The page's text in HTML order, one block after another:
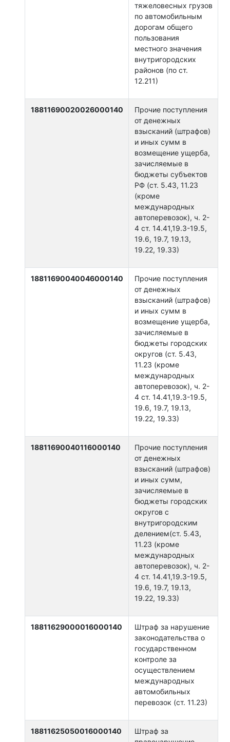
тяжеловесных грузов
по автомобильным
дорогам общего
пользования
местного значения
внутригородских
районов (по ст.
12.211)
18811690020026000140
Прочие поступления
от денежных
взысканий (штрафов)
и иных сумм в
возмещение ущерба,
зачисляемые в
бюджеты субъектов
РФ (ст. 5.43, 11.23
(кроме
международных
автоперевозок), ч. 2-
4 ст. 14.41,19.3-19.5,
19.6, 19.7, 19.13,
19.22, 19.33)
18811690040046000140
Прочие поступления
от денежных
взысканий (штрафов)
и иных сумм в
возмещение ущерба,
зачисляемые в
бюджеты городских
округов (ст. 5.43,
11.23 (кроме
международных
автоперевозок), ч. 2-
4 ст. 14.41,19.3-19.5,
19.6, 19.7, 19.13,
19.22, 19.33)
18811690040116000140
Прочие поступления
от денежных
взысканий (штрафов)
и иных сумм,
зачисляемые в
бюджеты городских
округов с
внутригородским
делением(ст. 5.43,
11.23 (кроме
международных
автоперевозок), ч. 2-
4 ст. 14.41,19.3-19.5,
19.6, 19.7, 19.13,
19.22, 19.33)
18811629000016000140
Штраф за нарушение
законодательства о
государственном
контроле за
осуществлением
международных
автомобильных
перевозок (ст. 11.23)
18811625050016000140
Штраф за